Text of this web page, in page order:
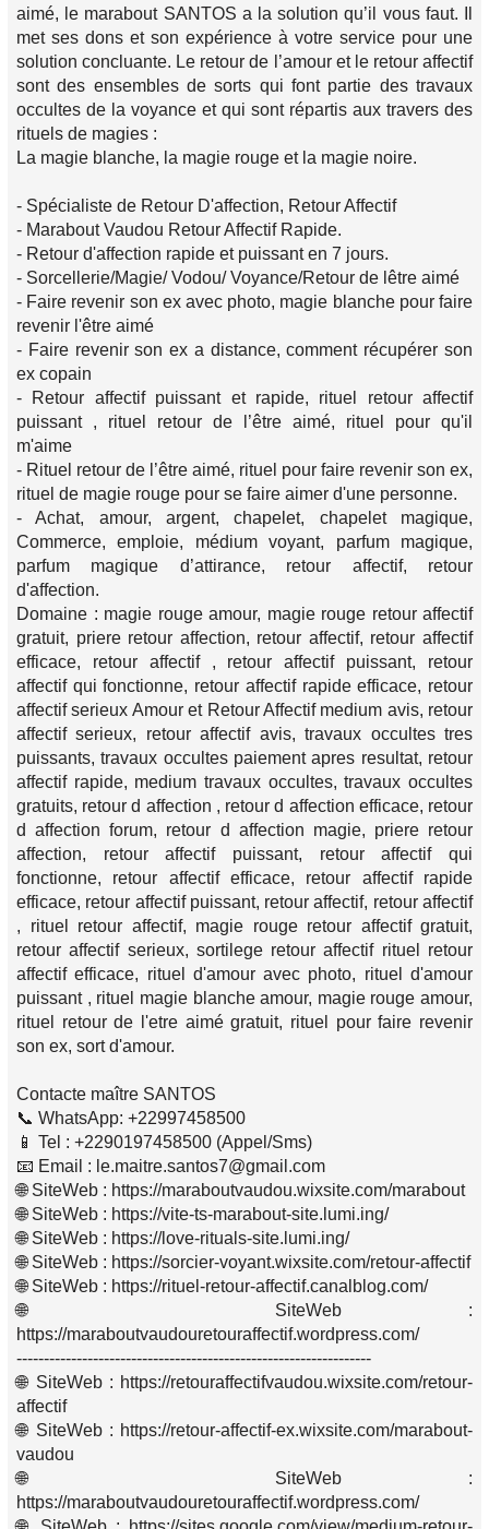
aimé, le marabout SANTOS a la solution qu’il vous faut. Il
met ses dons et son expérience à votre service pour une
solution concluante. Le retour de l’amour et le retour affectif
sont des ensembles de sorts qui font partie des travaux
occultes de la voyance et qui sont répartis aux travers des
rituels de magies :
La magie blanche, la magie rouge et la magie noire.
- Spécialiste de Retour D'affection, Retour Affectif
- Marabout Vaudou Retour Affectif Rapide.
- Retour d'affection rapide et puissant en 7 jours.
- Sorcellerie/Magie/ Vodou/ Voyance/Retour de lêtre aimé
- Faire revenir son ex avec photo, magie blanche pour faire
revenir l'être aimé
- Faire revenir son ex a distance, comment récupérer son
ex copain
- Retour affectif puissant et rapide, rituel retour affectif
puissant , rituel retour de l’être aimé, rituel pour qu'il
m'aime
- Rituel retour de l’être aimé, rituel pour faire revenir son ex,
rituel de magie rouge pour se faire aimer d'une personne.
- Achat, amour, argent, chapelet, chapelet magique,
Commerce, emploie, médium voyant, parfum magique,
parfum magique d’attirance, retour affectif, retour
d'affection.
Domaine : magie rouge amour, magie rouge retour affectif
gratuit, priere retour affection, retour affectif, retour affectif
efficace, retour affectif , retour affectif puissant, retour
affectif qui fonctionne, retour affectif rapide efficace, retour
affectif serieux Amour et Retour Affectif medium avis, retour
affectif serieux, retour affectif avis, travaux occultes tres
puissants, travaux occultes paiement apres resultat, retour
affectif rapide, medium travaux occultes, travaux occultes
gratuits, retour d affection , retour d affection efficace, retour
d affection forum, retour d affection magie, priere retour
affection, retour affectif puissant, retour affectif qui
fonctionne, retour affectif efficace, retour affectif rapide
efficace, retour affectif puissant, retour affectif, retour affectif
, rituel retour affectif, magie rouge retour affectif gratuit,
retour affectif serieux, sortilege retour affectif rituel retour
affectif efficace, rituel d'amour avec photo, rituel d'amour
puissant , rituel magie blanche amour, magie rouge amour,
rituel retour de l'etre aimé gratuit, rituel pour faire revenir
son ex, sort d'amour.
Contacte maître SANTOS
📞 WhatsApp: +22997458500
📱 Tel : +2290197458500 (Appel/Sms)
📧 Email : le.maitre.santos7@gmail.com
🌐 SiteWeb : https://maraboutvaudou.wixsite.com/marabout
🌐 SiteWeb : https://vite-ts-marabout-site.lumi.ing/
🌐 SiteWeb : https://love-rituals-site.lumi.ing/
🌐 SiteWeb : https://sorcier-voyant.wixsite.com/retour-affectif
🌐 SiteWeb : https://rituel-retour-affectif.canalblog.com/
🌐 SiteWeb :
https://maraboutvaudouretouraffectif.wordpress.com/
-----------------------------------------------------------------
🌐 SiteWeb : https://retouraffectifvaudou.wixsite.com/retour-
affectif
🌐 SiteWeb : https://retour-affectif-ex.wixsite.com/marabout-
vaudou
🌐 SiteWeb :
https://maraboutvaudouretouraffectif.wordpress.com/